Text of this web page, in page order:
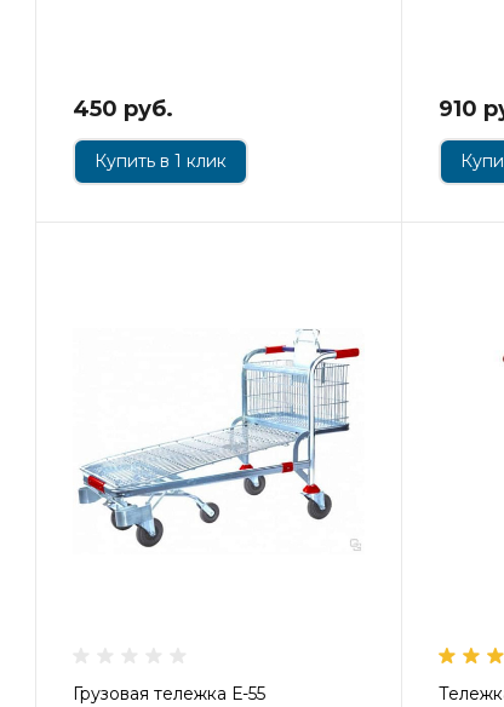
450 руб.
Купить в 1 клик
910
Грузовая тележка Е-55